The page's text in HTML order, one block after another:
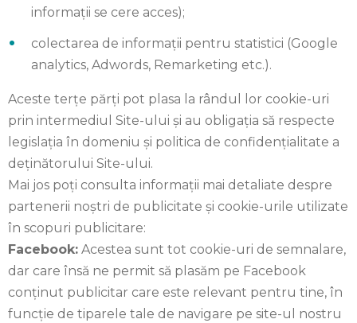
informații se cere acces);
colectarea de informații pentru statistici (Google
analytics, Adwords, Remarketing etc.).
Aceste terțe părți pot plasa la rândul lor cookie-uri
prin intermediul Site-ului și au obligația să respecte
legislația în domeniu și politica de confidențialitate a
deținătorului Site-ului.
Mai jos poți consulta informații mai detaliate despre
partenerii noștri de publicitate și cookie-urile utilizate
în scopuri publicitare:
Facebook: Acestea sunt tot cookie-uri de semnalare,
dar care însă ne permit să plasăm pe Facebook
conținut publicitar care este relevant pentru tine, în
funcție de tiparele tale de navigare pe site-ul nostru